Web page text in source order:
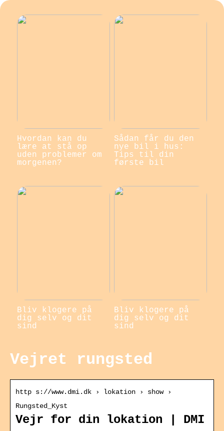
Hvordan kan du
lære at stå op
uden problemer om
morgenen?
Sådan får du den
nye bil i hus:
Tips til din
første bil
Bliv klogere på
dig selv og dit
sind
Bliv klogere på
dig selv og dit
sind
Vejret rungsted
http s://www.dmi.dk › lokation › show ›
Rungsted_Kyst
Vejr for din lokation | DMI